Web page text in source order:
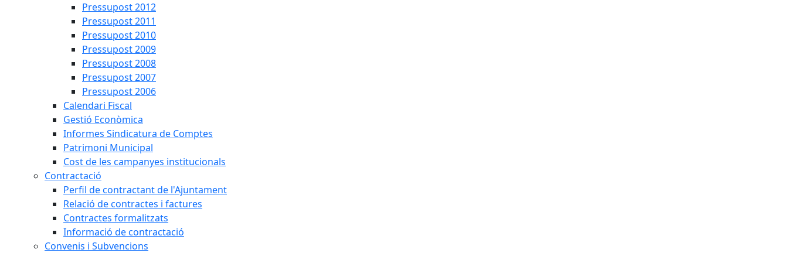
Pressupost 2012
Pressupost 2011
Pressupost 2010
Pressupost 2009
Pressupost 2008
Pressupost 2007
Pressupost 2006
Calendari Fiscal
Gestió Econòmica
Informes Sindicatura de Comptes
Patrimoni Municipal
Cost de les campanyes institucionals
Contractació
Perfil de contractant de l'Ajuntament
Relació de contractes i factures
Contractes formalitzats
Informació de contractació
Convenis i Subvencions